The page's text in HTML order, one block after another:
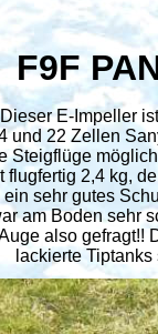
F9F
Dieser E-Impeller
und 22 Zellen
Steigflüge
2,4 kg,
ein sehr gutes
am Boden sehr
also
lackierte